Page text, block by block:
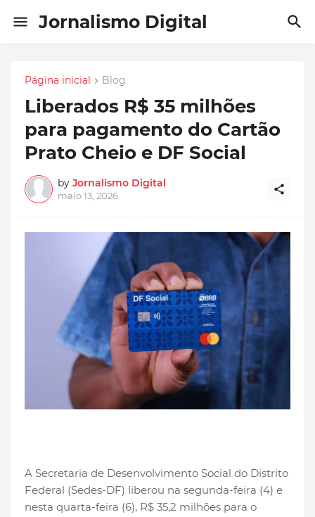
Jornalismo Digital
Página inicial Blog
Liberados R$ 35 milhões
para pagamento do Cartão
Prato Cheio e DF Social
by Jornalismo Digital
maio 13, 2026
A Secretaria de Desenvolvimento Social do Distrito
Federal (Sedes-DF) liberou na segunda-feira (4) e
nesta quarta-feira (6), R$ 35,2 milhões para o